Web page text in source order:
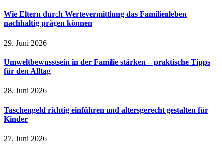
Wie Eltern durch Wertevermittlung das Familienleben
nachhaltig prägen können
29. Juni 2026
Umweltbewusstsein in der Familie stärken – praktische Tipps
für den Alltag
28. Juni 2026
Taschengeld richtig einführen und altersgerecht gestalten für
Kinder
27. Juni 2026